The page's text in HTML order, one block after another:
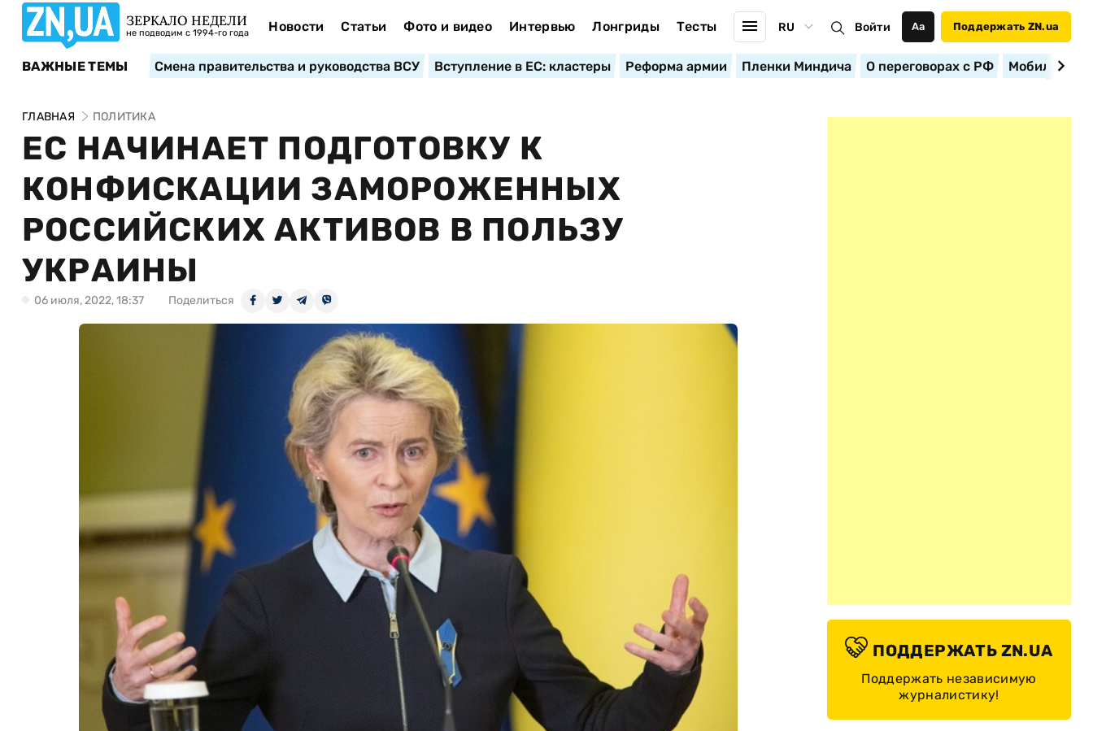
ЗЕРКАЛО НЕДЕЛИ
не подводим с 1994-го года Новости Статьи Фото и видео Интервью Лонгриды Тесты RU Войти Аа Поддержать ZN.ua
ВАЖНЫЕ ТЕМЫ Смена правительства и руководства ВСУ Вступление в ЕС: кластеры Реформа армии Пленки Миндича О переговорах с РФ
ГЛАВНАЯ ПОЛИТИКА
ЕС НАЧИНАЕТ ПОДГОТОВКУ К
КОНФИСКАЦИИ ЗАМОРОЖЕННЫХ
РОССИЙСКИХ АКТИВОВ В ПОЛЬЗУ
УКРАИНЫ
06 июля, 2022, 18:37 Поделиться
ПОДДЕРЖАТЬ ZN.UA
Поддержать независимую
журналистику!